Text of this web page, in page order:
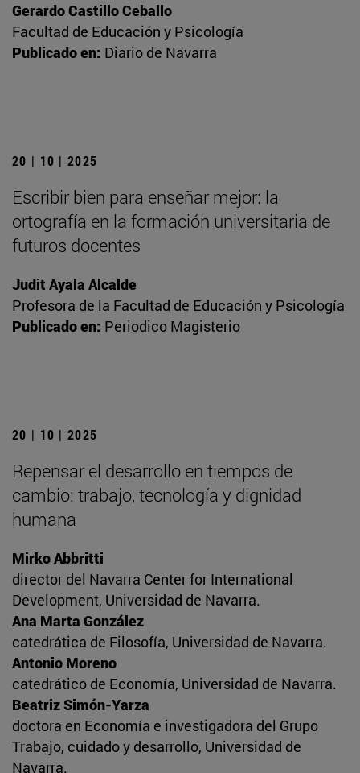
Gerardo Castillo Ceballo
Facultad de Educación y Psicología
Publicado en: Diario de Navarra
20 | 10 | 2025
Escribir bien para enseñar mejor: la
ortografía en la formación universitaria de
futuros docentes
Judit Ayala Alcalde
Profesora de la Facultad de Educación y Psicología
Publicado en: Periodico Magisterio
20 | 10 | 2025
Repensar el desarrollo en tiempos de
cambio: trabajo, tecnología y dignidad
humana
Mirko Abbritti
director del Navarra Center for International
Development, Universidad de Navarra.
Ana Marta González
catedrática de Filosofía, Universidad de Navarra.
Antonio Moreno
catedrático de Economía, Universidad de Navarra.
Beatriz Simón-Yarza
doctora en Economía e investigadora del Grupo
Trabajo, cuidado y desarrollo, Universidad de
Navarra.